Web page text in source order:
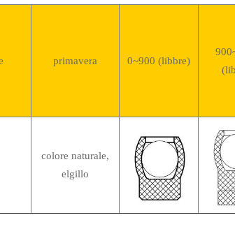
primavera 0~900 (libbre)
colore naturale,
elgillo